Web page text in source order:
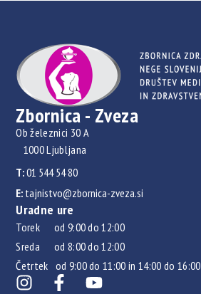
Zbornica - Zveza
Ob železnici 30 A
1000 Ljubljana
T:01 544 54 80
E: tajnistvo@zbornica-zveza.si
Uradne ure
Torek od 9:00 do 12:00
Sreda od 8:00 do 12:00
Četrtek od 9:00 do 11:00 in 14:00 do 16:00